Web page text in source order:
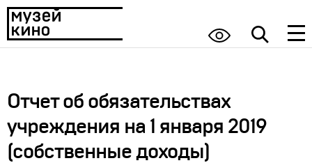
Отчет об обязательствах
учреждения на 1 января 2019
(собственные доходы)